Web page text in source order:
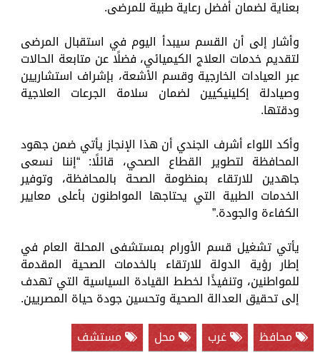
بعناية لضمان أفضل رعاية طبية للمرضى.
وأشار إلى أن القسم سيبدأ اليوم في استقبال المرضى
لتقديم خدمات العلاج الكيميائي، فضلًا عن متابعة الحالات
عبر العيادات الخارجية وقسم الأشعة، بإشراف استشاريين
وصيادلة إكلينيكيين لضمان سلامة الجرعات العلاجية
ودقتها.
وأكد اللواء أشرف الجندي أن هذا الإنجاز يأتي ضمن جهود
المحافظة لتطوير القطاع الصحي، قائلًا: “إننا نسعى
جاهدين للارتقاء بمنظومة الصحة بالمحافظة، وتوفير
الخدمات الطبية التي يحتاجها المواطنون بأعلى معايير
الكفاءة والجودة.”
يأتي تشغيل قسم الأورام بمستشفى المحلة العام في
إطار رؤية الدولة للارتقاء بالخدمات الصحية المقدمة
للمواطنين، وتنفيذًا لخطط القيادة السياسية التي تهدف
إلى تحقيق العدالة الصحية وتحسين جودة حياة المصريين.
محافظ
غرب محل مستشف